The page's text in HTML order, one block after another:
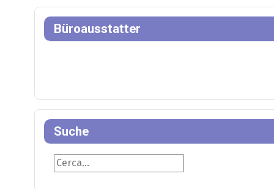
Büroausstatter
Suche
Suche